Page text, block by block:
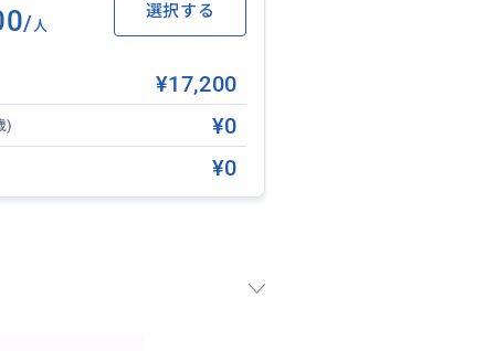
との激しい戦いを何度も経験
/人
選択する
¥17,200
) ¥0
¥0